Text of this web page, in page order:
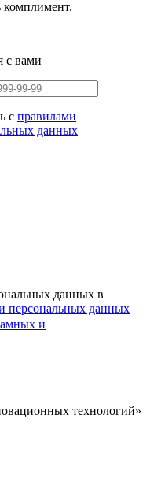
комплимент.
с вами
с правилами
данных
данных в
персональных данных
и
технологий»